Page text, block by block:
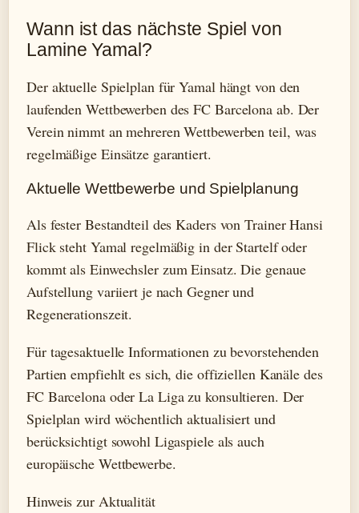
Wann ist das nächste Spiel von
Lamine Yamal?
Der aktuelle Spielplan für Yamal hängt von den
laufenden Wettbewerben des FC Barcelona ab. Der
Verein nimmt an mehreren Wettbewerben teil, was
regelmäßige Einsätze garantiert.
Aktuelle Wettbewerbe und Spielplanung
Als fester Bestandteil des Kaders von Trainer Hansi
Flick steht Yamal regelmäßig in der Startelf oder
kommt als Einwechsler zum Einsatz. Die genaue
Aufstellung variiert je nach Gegner und
Regenerationszeit.
Für tagesaktuelle Informationen zu bevorstehenden
Partien empfiehlt es sich, die offiziellen Kanäle des
FC Barcelona oder La Liga zu konsultieren. Der
Spielplan wird wöchentlich aktualisiert und
berücksichtigt sowohl Ligaspiele als auch
europäische Wettbewerbe.
Hinweis zur Aktualität